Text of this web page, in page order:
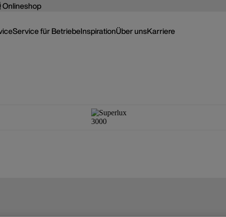
Onlineshop
Service für BetriebeInspirationÜber unsKarriere